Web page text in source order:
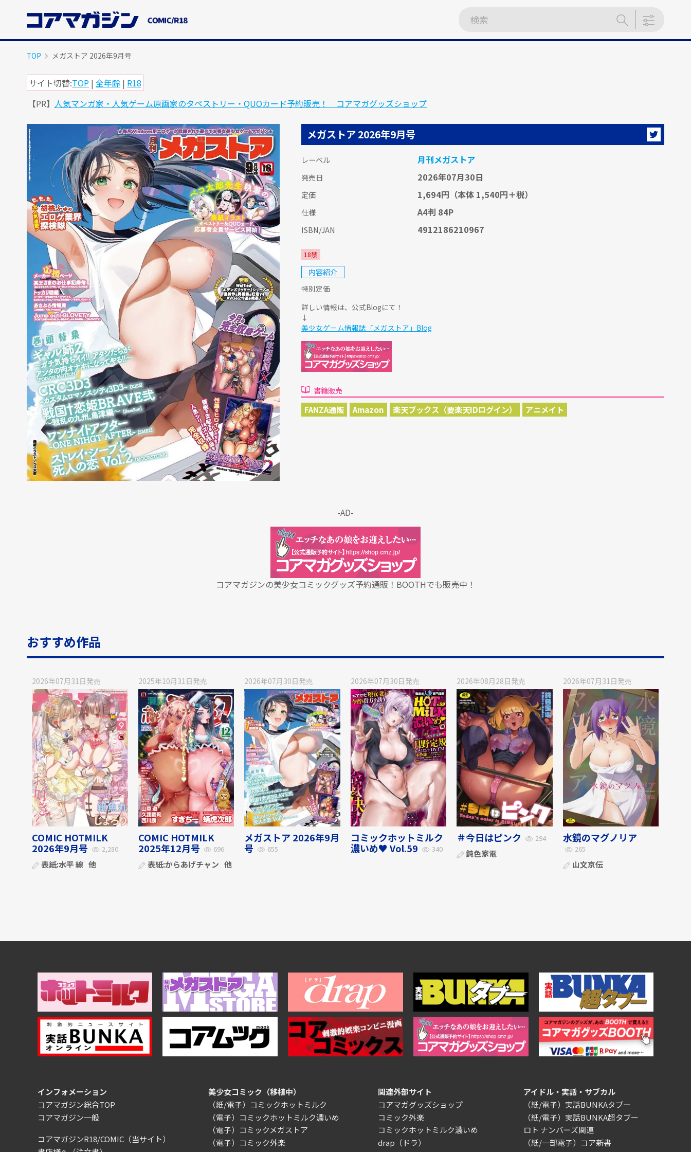
コ
TOP メガストア 2026年9月号
サイト切替:TOP | 全年齢 | R18
【PR】 人気マンガ家・人気ゲーム原画家のタペストリー・QUOカード予約販売！ コアマガグッズショップ
メガストア 2026年9月号
レーベル 月刊メガストア
発売日 2026年07月30日
定価 1,694円 （本体 1,540円＋税）
仕様 A4判 84P
ISBN/JAN 4912186210967
18禁
内容紹介
特別定価
詳しい情報は、公式Blogにて！
↓
美少女ゲーム情報誌「メガストア」Blog
書籍販売
FANZA通販 Amazon 楽天ブックス（要楽天IDログイン） アニメイト
-AD-
コアマガジンの美少女コミックグッズ予約通販！BOOTHでも販売中！
おすすめ作品
2026年07月31日発売
COMIC HOTMILK
2026年9月号
2,280
表紙:水平 線 他
2025年10月31日発売
COMIC HOTMILK
2025年12月号
696
表紙:からあげチャン 他
2026年07月30日発売
メガストア 2026年9月
号
655
2026年07月30日発売
コミックホットミルク
濃いめ♥ Vol.59
340
2026年08月28日発売
＃今日はピンク 294
鈍色家電
2026年07月31日発売
水鏡のマグノリア
265
山文京伝
インフォメーション
コアマガジン総合TOP
コアマガジン一般
コアマガジンR18/COMIC（当サイト）
美少女コミック（移植中）
（紙/電子）コミックホットミルク
（電子）コミックホットミルク濃いめ
（電子）コミックメガストア
（電子）コミック外楽
関連外部サイト
コアマガグッズショップ
コミック外楽
コミックホットミルク濃いめ
drap（ドラ）
アイドル・実話・サブカル
（紙/電子）実話BUNKAタブー
（紙/電子）実話BUNKA超タブー
ロト ナンバーズ関連
（紙/一部電子）コア新書